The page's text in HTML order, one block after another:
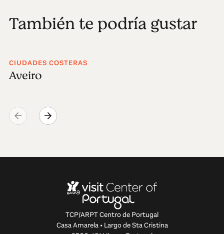
También te podría gustar
CIUDADES COSTERAS
Aveiro
TCP/ARPT Centro de Portugal
Casa Amarela • Largo de Sta Cristina